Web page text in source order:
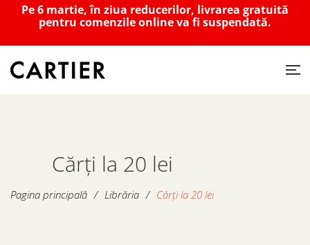
Pe 6 martie, în ziua reducerilor, livrarea gratuită
pentru comenzile online va fi suspendată.
Cărți la 20 lei
Pagina principală / Librăria / Cărți la 20 lei